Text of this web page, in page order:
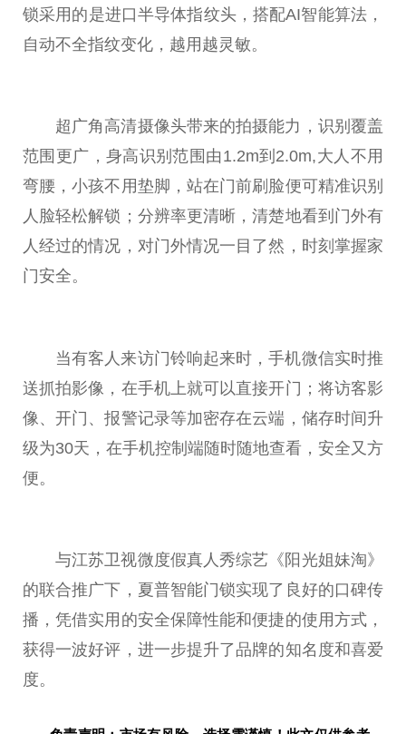
锁采用的是进口半导体指纹头，搭配AI智能算法，
自动不全指纹变化，越用越灵敏。
超广角高清摄像头带来的拍摄能力，识别覆盖
范围更广，身高识别范围由1.2m到2.0m,大人不用
弯腰，小孩不用垫脚，站在门前刷脸便可精准识别
人脸轻松解锁；分辨率更清晰，清楚地看到门外有
人经过的情况，对门外情况一目了然，时刻掌握家
门安全。
当有客人来访门铃响起来时，手机微信实时推
送抓拍影像，在手机上就可以直接开门；将访客影
像、开门、报警记录等加密存在云端，储存时间升
级为30天，在手机控制端随时随地查看，安全又方
便。
与江苏卫视微度假真人秀综艺《阳光姐妹淘》
的联合推广下，夏普智能门锁实现了良好的口碑传
播，凭借实用的安全保障性能和便捷的使用方式，
获得一波好评，进一步提升了品牌的知名度和喜爱
度。